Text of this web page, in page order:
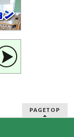
PAGETOP